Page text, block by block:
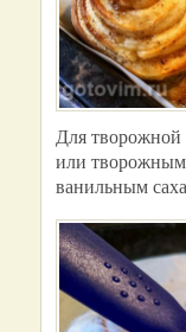
Для творожной
или
ванильным